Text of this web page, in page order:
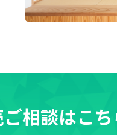
相談はこ